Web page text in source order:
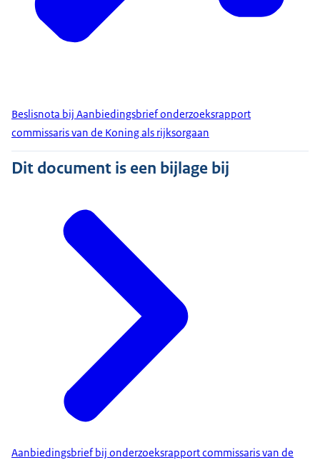
Beslisnota bij Aanbiedingsbrief onderzoeksrapport
commissaris van de Koning als rijksorgaan
Dit document is een bijlage bij
Aanbiedingsbrief bij onderzoeksrapport commissaris van de